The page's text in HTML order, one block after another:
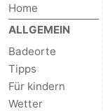
Home
ALLGEMEIN
Badeorte
Tipps
Für kindern
Wetter